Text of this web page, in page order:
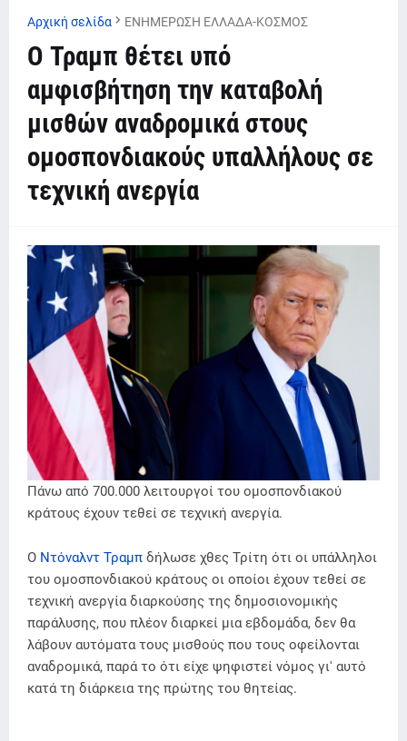
Αρχική σελίδα ΕΝΗΜΕΡΩΣΗ ΕΛΛΑΔΑ-ΚΟΣΜΟΣ
O Τραμπ θέτει υπό
αμφισβήτηση την καταβολή
μισθών αναδρομικά στους
ομοσπονδιακούς υπαλλήλους σε
τεχνική ανεργία
Πάνω από 700.000 λειτουργοί του ομοσπονδιακού
κράτους έχουν τεθεί σε τεχνική ανεργία.
Ο Ντόναλντ Τραμπ δήλωσε χθες Τρίτη ότι οι υπάλληλοι
του ομοσπονδιακού κράτους οι οποίοι έχουν τεθεί σε
τεχνική ανεργία διαρκούσης της δημοσιονομικής
παράλυσης, που πλέον διαρκεί μια εβδομάδα, δεν θα
λάβουν αυτόματα τους μισθούς που τους οφείλονται
αναδρομικά, παρά το ότι είχε ψηφιστεί νόμος γι' αυτό
κατά τη διάρκεια της πρώτης του θητείας.